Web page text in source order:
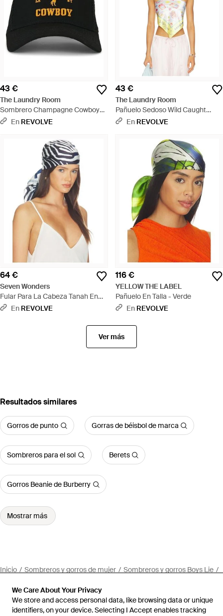
We Care About Your Privacy
We store and access personal data, like browsing data or unique
identifiers, on your device. Selecting I Accept enables tracking
43 €
The Laundry Room
Sombrero Champagne Cowboy
Trucker En Color Negro Talla -
En REVOLVE
43 €
The Laundry Room
Pañuelo Sedoso Wild Caught
Sardines En Color Amarillo Talla -
En REVOLVE
64 €
Seven Wonders
Fular Para La Cabeza Tanah En
Color Negro, Blanco Talla
En REVOLVE
116 €
YELLOW THE LABEL
Pañuelo En Talla - Verde
En REVOLVE
Ver más
Resultados similares
Gorros de punto Gorras de béisbol de marca
Sombreros para el sol Berets
Gorros Beanie de Burberry
Mostrar más
Inicio Sombreros y gorros de mujer
Sombreros y gorros Boys Lie